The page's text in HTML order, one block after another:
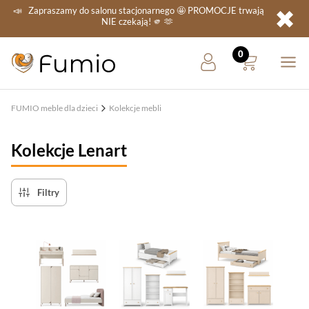
📣 Zapraszamy do salonu stacjonarnego🤩 PROMOCJE trwają
NIE czekają! 🫵 🫶 ✖
FUMIO meble dla dzieci Kolekcje mebli
Kolekcje Lenart
Filtry